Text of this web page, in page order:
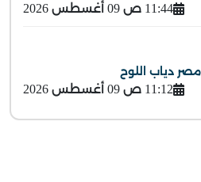
11:44 ص 09 أغسطس 2026
دياب اللوح
11:12 ص 09 أغسطس 2026